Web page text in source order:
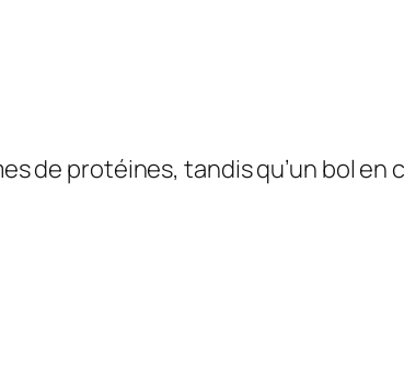
de protéines, tandis qu’un bol en